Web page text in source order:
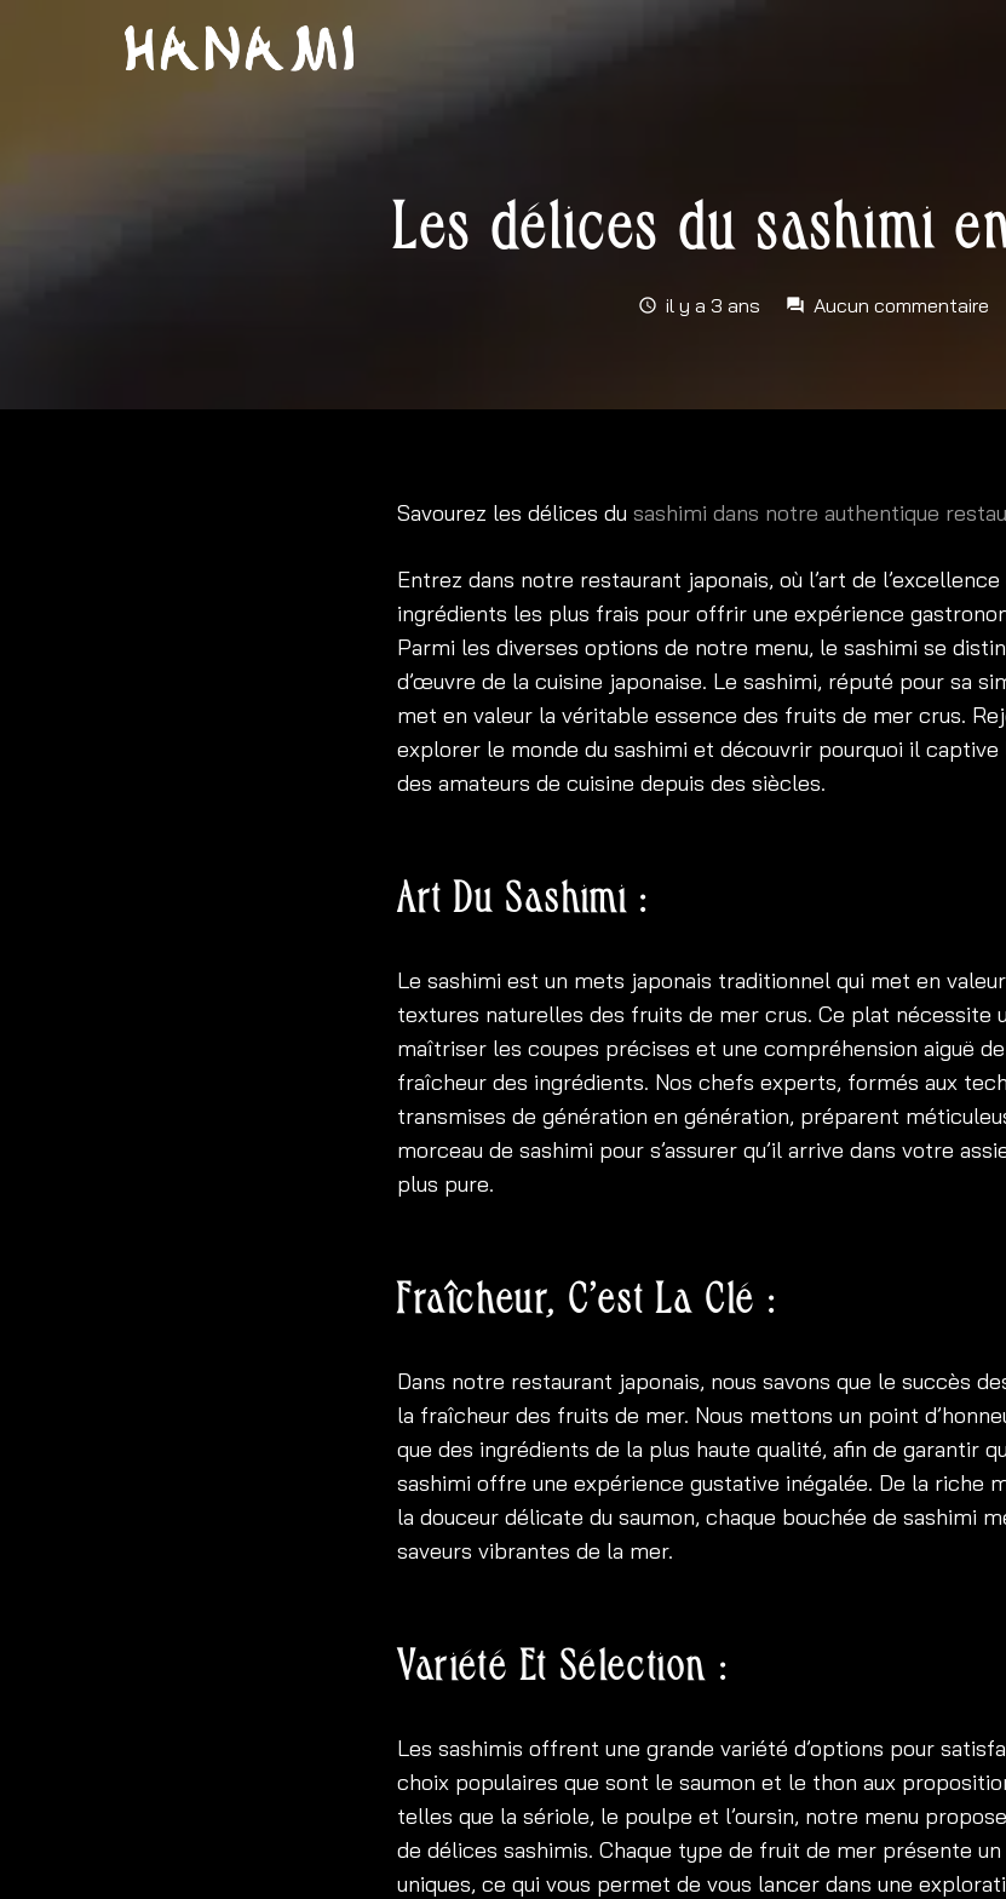
Les délices du sashimi
schedule il y a 3 ans forum Aucun commentaire
Savourez les délices du sashimi dans notre authentique
Entrez dans notre restaurant japonais, où l’art de
ingrédients les plus frais pour offrir une expérience
Parmi les diverses options de notre menu, le sashimi se
d’œuvre de la cuisine japonaise. Le sashimi, réputé pour sa
met en valeur la véritable essence des fruits de mer crus.
explorer le monde du sashimi et découvrir pourquoi il
des amateurs de cuisine depuis des siècles.
Art Du Sashimi :
Le sashimi est un mets japonais traditionnel qui met en
textures naturelles des fruits de mer crus. Ce plat nécessite
maîtriser les coupes précises et une compréhension aiguë
fraîcheur des ingrédients. Nos chefs experts, formés aux
transmises de génération en génération, préparent
morceau de sashimi pour s’assurer qu’il arrive dans votre
plus pure.
Fraîcheur, C’est La Clé :
Dans notre restaurant japonais, nous savons que le succès
la fraîcheur des fruits de mer. Nous mettons un point
que des ingrédients de la plus haute qualité, afin de garantir
sashimi offre une expérience gustative inégalée. De la riche
la douceur délicate du saumon, chaque bouchée de sashimi
saveurs vibrantes de la mer.
Variété Et Sélection :
Les sashimis offrent une grande variété d’options pour
choix populaires que sont le saumon et le thon aux
telles que la sériole, le poulpe et l’oursin, notre menu
de délices sashimis. Chaque type de fruit de mer présente
uniques, ce qui vous permet de vous lancer dans une